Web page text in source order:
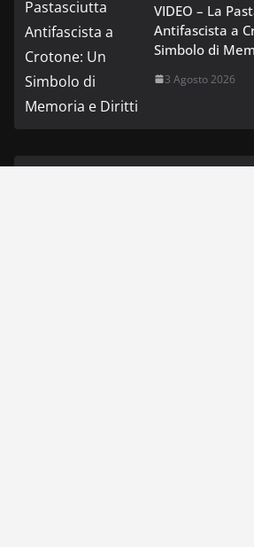
VIDEO – La
Antifascista a
Simbolo di
3 Agosto 2026